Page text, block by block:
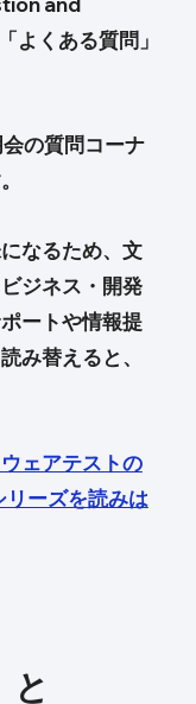
よくある質問」
の質問コーナ
なるため、文
ジネス・開発
ートや情報提
み替えると、
ェアテストの
ーズを読みは
と